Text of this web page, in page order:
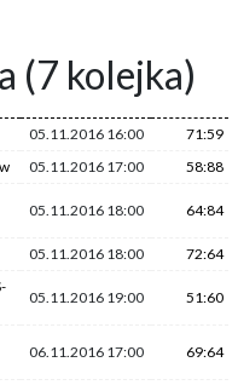
(7 kolejka)
05.11.2016 16:00
71:59
05.11.2016 17:00
58:88
05.11.2016 18:00 64:84
05.11.2016 18:00
72:64
05.11.2016 19:00 51:60
06.11.2016 17:00 69:64